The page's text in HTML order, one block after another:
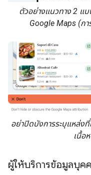
ตัวอย่างแนวทาง 2 แ
Google Maps (ก
อย่าปิดบังการระบุแหล่ง
เนื้อ
ผู้ให้บริการข้อมูลบุค